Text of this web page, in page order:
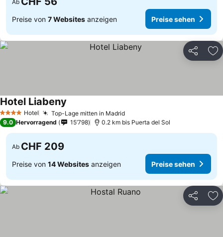
Ab
Preise von 7 Websites anzeigen Preise sehen
Teilen
4 Sterne Hotel Top-Lage mitten in MadridPreise sehen
Hotel Liabeny
9.0 Hervorragend 15’798 0.2 km bis Puerta del Sol
Ab CHF 209
Preise von 14 Websites anzeigen Preise sehen
Teilen